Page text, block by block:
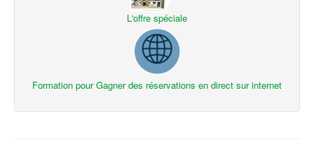
L'offre spéciale
Formation pour Gagner des réservations en direct sur internet